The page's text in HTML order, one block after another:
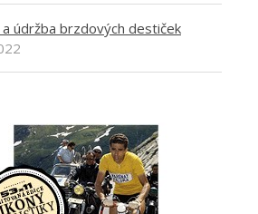
a údržba brzdových destiček